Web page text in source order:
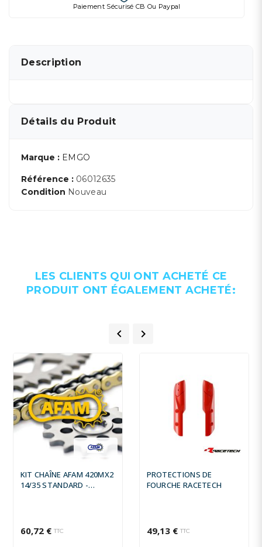
Paiement Sécurisé CB Ou Paypal
Description
Détails du Produit
Marque : EMGO
Référence : 06012635
Condition Nouveau
LES CLIENTS QUI ONT ACHETÉ CE
PRODUIT ONT ÉGALEMENT ACHETÉ:
 
KIT CHAÎNE AFAM 420MX2
14/35 STANDARD -
60,72 € TTC
PROTECTIONS DE
FOURCHE RACETECH
49,13 € TTC